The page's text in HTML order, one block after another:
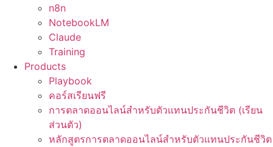
n8n
NotebookLM
Claude
Training
Products
Playbook
คอร์สเรียนฟรี
การตลาดออนไลน์สำหรับตัวแทนประกันชีวิต (เรียน
ส่วนตัว)
หลักสูตรการตลาดออนไลน์สำหรับตัวแทนประกันชีวิต